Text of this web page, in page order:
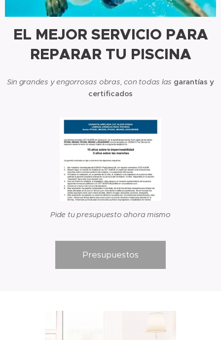
EL MEJOR SERVICIO PARA
REPARAR TU PISCINA
Sin grandes y engorrosas obras, con todas las garantías y
certificados
Pide tu presupuesto ahora mismo
Presupuestos